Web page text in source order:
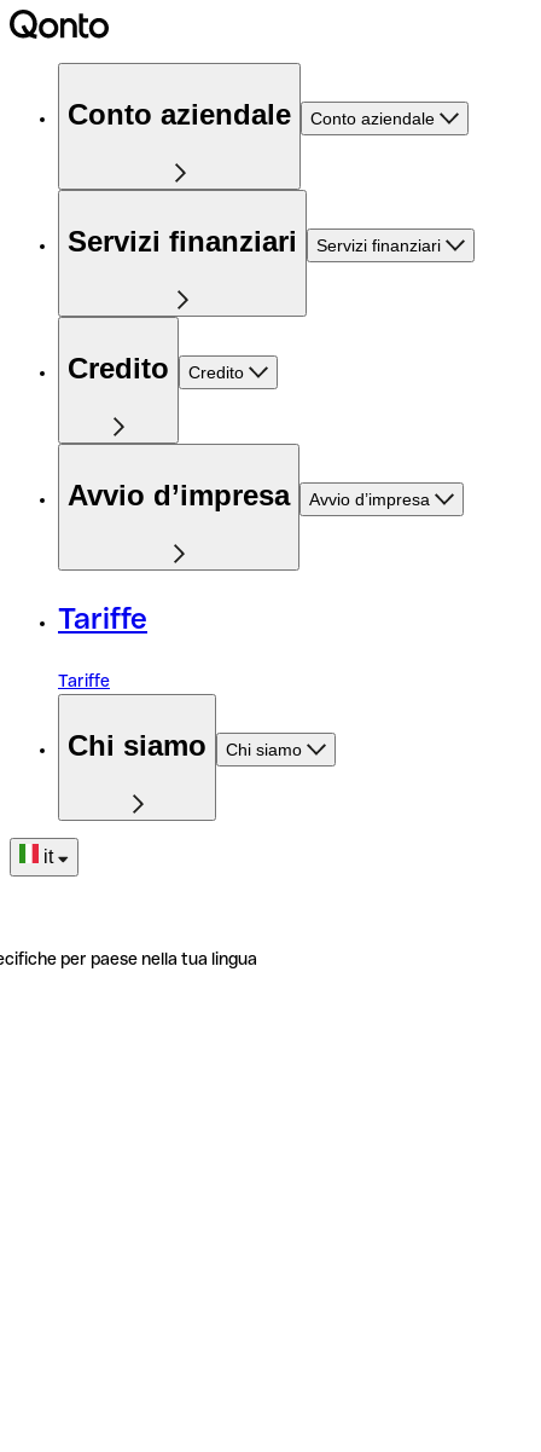
Conto aziendale Conto aziendale
Servizi finanziari Servizi finanziari
Credito Credito
Avvio d’impresa Avvio d’impresa
Tariffe
Tariffe
Chi siamo Chi siamo
it
per paese nella tua lingua